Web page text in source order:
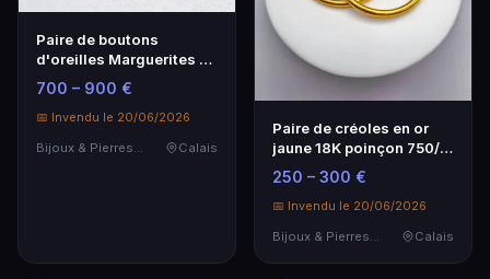
Paire de boutons
d'oreilles Marguerites en
or blanc 18K 750/…
700 – 900 €
📅 Invendu le 20/06/2026
Bijoux & Pierres Précieuses
Calais
Paire de créoles en or
jaune 18K poinçon 750/°°
° Diam.
250 – 300 €
📅 Invendu le 20/06/2026
Bijoux & Pierres Précieuses
Calais